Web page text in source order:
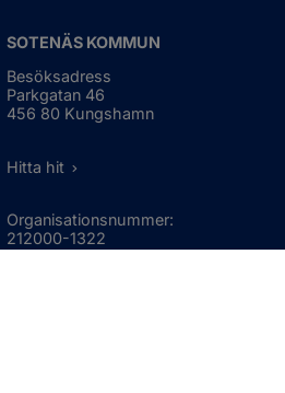
SOTENÄS KOMMUN
Besöksadress
Parkgatan 46
456 80 Kungshamn
Hitta hit
Organisationsnummer:
212000-1322